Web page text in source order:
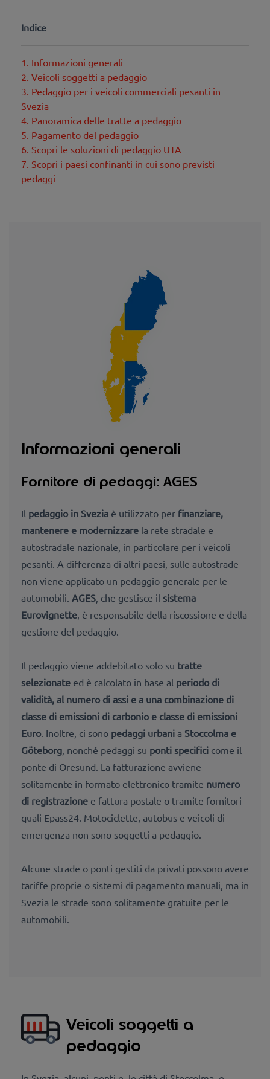
Indice
1. Informazioni generali
2. Veicoli soggetti a pedaggio
3. Pedaggio per i veicoli commerciali pesanti in
Svezia
4. Panoramica delle tratte a pedaggio
5. Pagamento del pedaggio
6. Scopri le soluzioni di pedaggio UTA
7. Scopri i paesi confinanti in cui sono previsti
pedaggi
Informazioni generali
Fornitore di pedaggi: AGES
Il pedaggio in Svezia è utilizzato per finanziare,
mantenere e modernizzare la rete stradale e
autostradale nazionale, in particolare per i veicoli
pesanti. A differenza di altri paesi, sulle autostrade
non viene applicato un pedaggio generale per le
automobili. AGES , che gestisce il sistema
Eurovignette , è responsabile della riscossione e della
gestione del pedaggio.
Il pedaggio viene addebitato solo su tratte
selezionate ed è calcolato in base al periodo di
validità, al numero di assi e a una combinazione di
classe di emissioni di carbonio e classe di emissioni
Euro . Inoltre, ci sono pedaggi urbani a Stoccolma e
Göteborg , nonché pedaggi su ponti specifici come il
ponte di Oresund. La fatturazione avviene
solitamente in formato elettronico tramite numero
di registrazione e fattura postale o tramite fornitori
quali Epass24. Motociclette, autobus e veicoli di
emergenza non sono soggetti a pedaggio.
Alcune strade o ponti gestiti da privati possono avere
tariffe proprie o sistemi di pagamento manuali, ma in
Svezia le strade sono solitamente gratuite per le
automobili.
Veicoli soggetti a
pedaggio